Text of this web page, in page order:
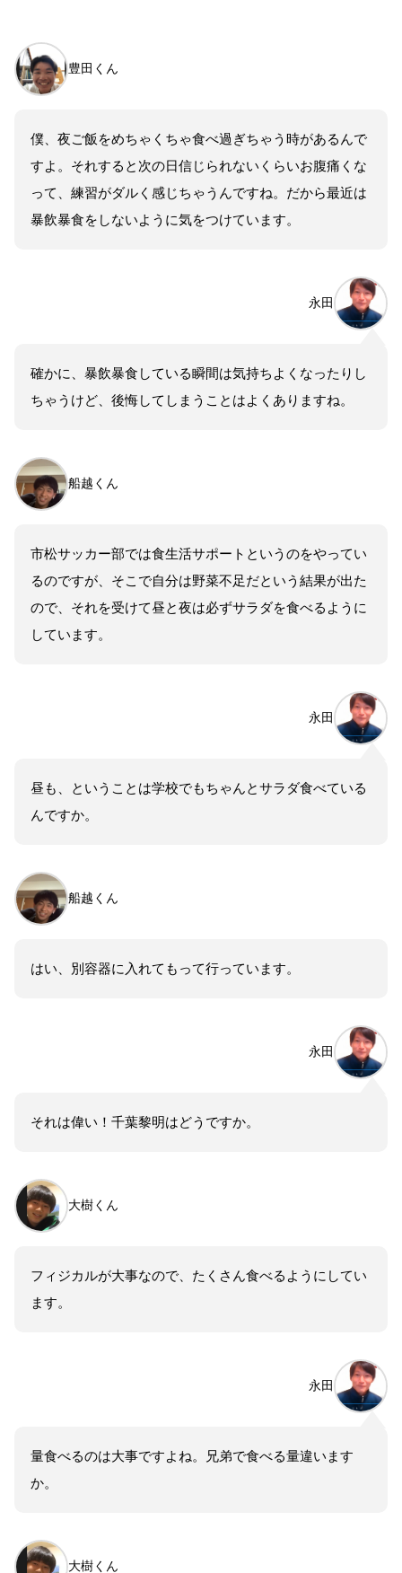
僕、夜ご飯をめちゃくちゃ食べ過ぎちゃう時があるんで
すよ。それすると次の日信じられないくらいお腹痛くな
って、練習がダルく感じちゃうんですね。だから最近は
暴飲暴食をしないように気をつけています。
豊田くん
確かに、暴飲暴食している瞬間は気持ちよくなったりし
ちゃうけど、後悔してしまうことはよくありますね。
永田
市松サッカー部では食生活サポートというのをやってい
るのですが、そこで自分は野菜不足だという結果が出た
ので、それを受けて昼と夜は必ずサラダを食べるように
しています。
船越くん
昼も、ということは学校でもちゃんとサラダ食べている
んですか。
永田
はい、別容器に入れてもって行っています。
船越くん
それは偉い！千葉黎明はどうですか。
永田
フィジカルが大事なので、たくさん食べるようにしてい
ます。
大樹くん
量食べるのは大事ですよね。兄弟で食べる量違います
か。
永田
大樹くん